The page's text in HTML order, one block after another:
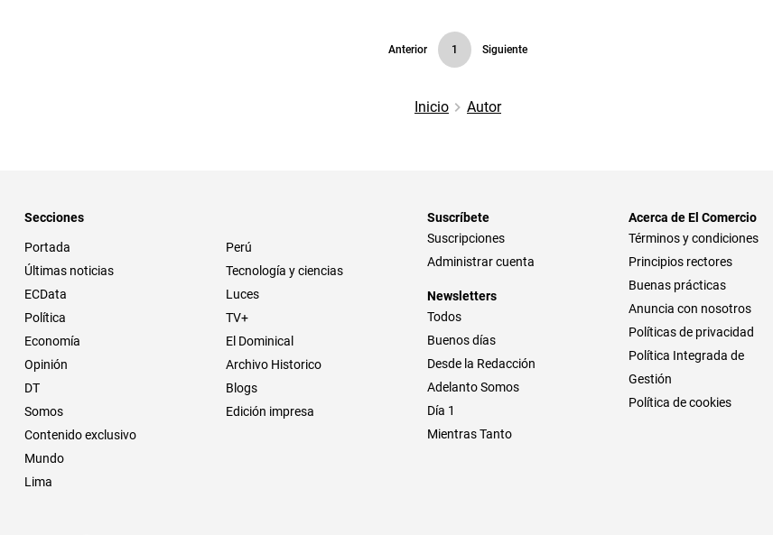
Anterior 1 Siguiente
Inicio Autor
Secciones
Portada
Últimas noticias
ECData
Política
Economía
Opinión
DT
Somos
Contenido exclusivo
Mundo
Lima
Perú
Tecnología y ciencias
Luces
TV+
El Dominical
Archivo Historico
Blogs
Edición impresa
Suscríbete
Suscripciones
Administrar cuenta
Newsletters
Todos
Buenos días
Desde la Redacción
Adelanto Somos
Día 1
Mientras Tanto
Acerca de El Comercio
Términos y condiciones
Principios rectores
Buenas prácticas
Anuncia con nosotros
Políticas de privacidad
Política Integrada de
Gestión
Política de cookies